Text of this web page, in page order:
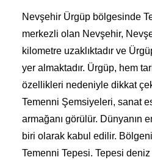
Nevşehir Ürgüp bölgesinde
merkezli olan Nevşehir,
kilometre uzaklıktadır ve
yer almaktadır. Ürgüp, hem
özellikleri nedeniyle dikkat
Temenni Şemsiyeleri, sanat
armağanı görülür. Dünyanın
biri olarak kabul edilir.
Temenni Tepesi. Tepesi